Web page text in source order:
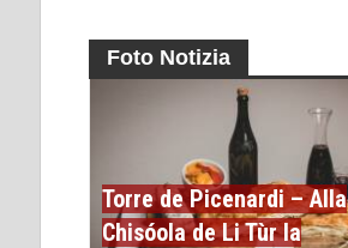
Foto Notizia
Torre de Picenardi – Alla
Chisóola de Li Tùr la